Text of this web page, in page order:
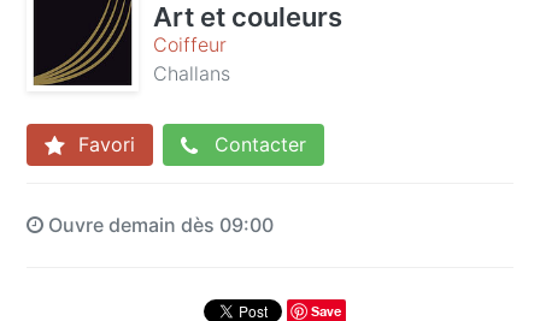
Art et couleurs
Coiffeur
Challans
Favori Contacter
Ouvre demain dès 09:00
Save